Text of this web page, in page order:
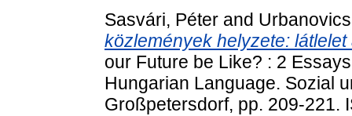
Sasvári, Péter and
közlemények helyzete:
our Future be Like? : 2
Hungarian Language. Sozial
Großpetersdorf, pp. 209-221.